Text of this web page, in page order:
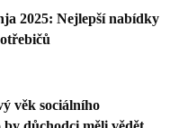
2025: Nejlepší nabídky
věk sociálního